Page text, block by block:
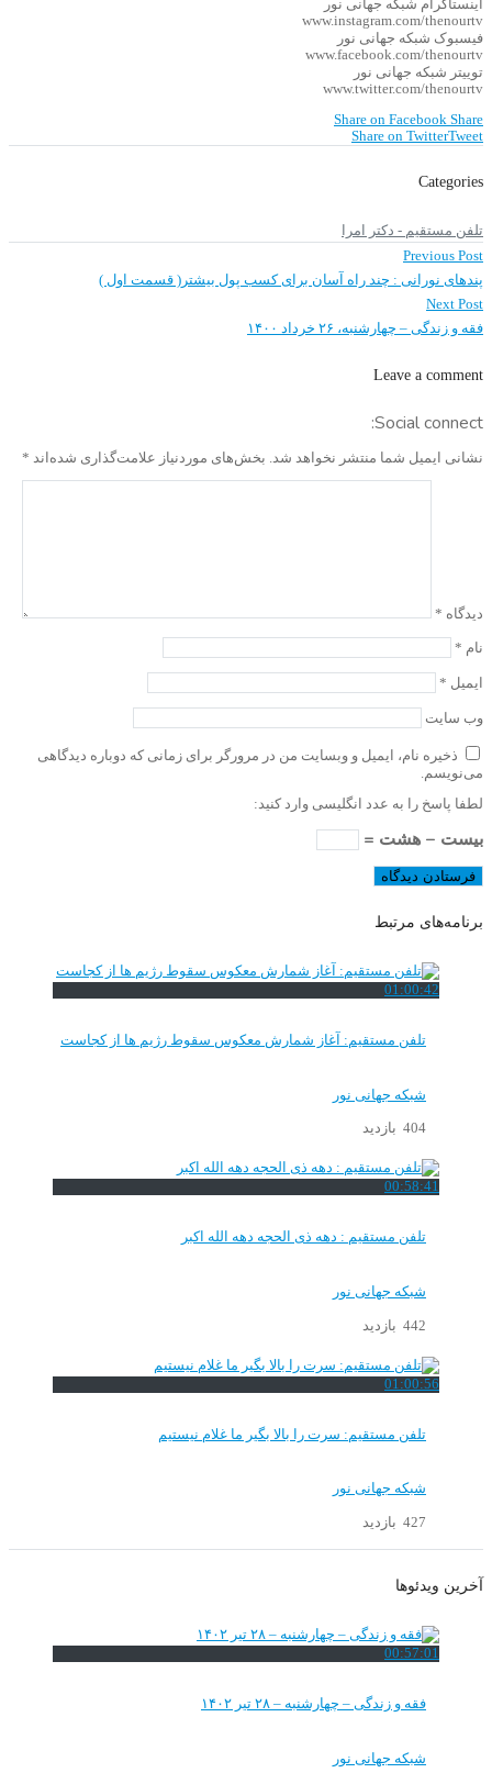
اینستاگرام شبکه جهانی نور
www.instagram.com/thenourtv
فیسبوک شبکه جهانی نور
www.facebook.com/thenourtv
توییتر شبکه جهانی نور
www.twitter.com/thenourtv
Share on Facebook Share
Share on TwitterTweet
Categories
تلفن مستقیم - دکتر امرا
راهبری
نوشته
Previous Post
Previous
post:
پندهای نورانی : چند راه آسان برای کسب پول بیشتر( قسمت اول )
Next Post
Next
post:
فقه و زندگی – چهارشنبه، ۲۶ خرداد ۱۴۰۰
Leave a comment
Social connect:
نشانی ایمیل شما منتشر نخواهد شد. بخش‌های موردنیاز علامت‌گذاری شده‌اند *
دیدگاه *
نام *
ایمیل *
وب‌ سایت
ذخیره نام، ایمیل و وبسایت من در مرورگر برای زمانی که دوباره دیدگاهی
می‌نویسم.
لطفا پاسخ را به عدد انگلیسی وارد کنید:
بیست − هشت =
برنامه‌های مرتبط
01:00:42
تلفن مستقیم: آغاز شمارش معکوس سقوط رژیم ها از کجاست
شبکه جهانی نور
404 بازدید
00:58:41
تلفن مستقیم : دهه ذی الحجه دهه الله اکبر
شبکه جهانی نور
442 بازدید
01:00:56
تلفن مستقیم: سرت را بالا بگیر ما غلام نیستیم
شبکه جهانی نور
427 بازدید
آخرین ویدئوها
00:57:01
فقه و زندگی – چهارشنبه – ۲۸ تیر ۱۴۰۲
شبکه جهانی نور